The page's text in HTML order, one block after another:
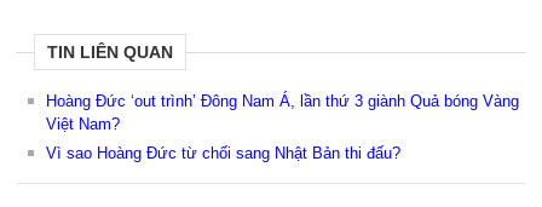
TIN LIÊN QUAN
Hoàng Đức ‘out trình’ Đông Nam Á, lần thứ 3 giành Quả bóng Vàng
Việt Nam?
Vì sao Hoàng Đức từ chối sang Nhật Bản thi đấu?